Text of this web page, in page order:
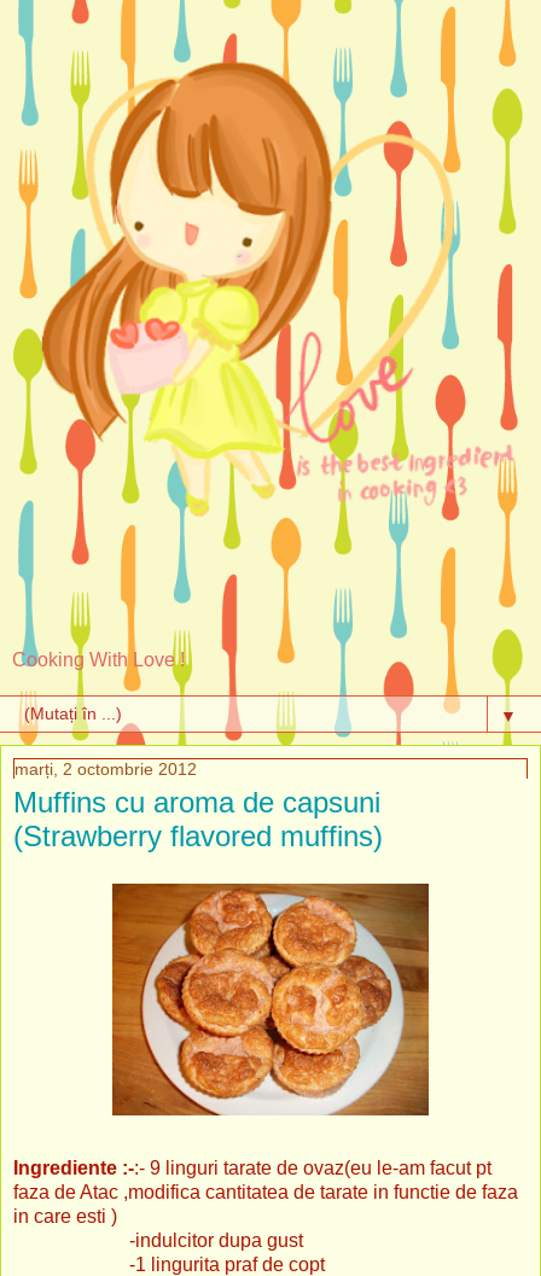
Cooking With Love !
▼
marți, 2 octombrie 2012
Muffins cu aroma de capsuni
(Strawberry flavored muffins)
Ingrediente :-:- 9 linguri tarate de ovaz(eu le-am facut pt
faza de Atac ,modifica cantitatea de tarate in functie de faza
in care esti )
-indulcitor dupa gust
-1 lingurita praf de copt